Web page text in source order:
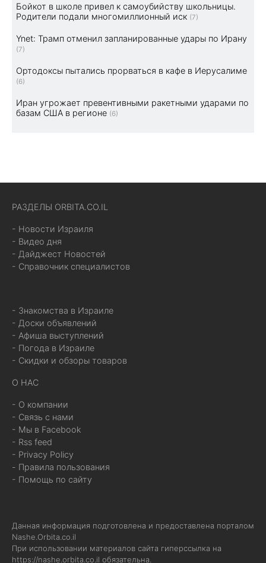
Бойкот в школе привел к самоубийству школьницы.
Родители подали многомиллионный иск (7)
Ynet: Трамп отменил запланированные удары по Ирану
(7)
Ортодоксы пытались прорваться в кафе в Иерусалиме
(6)
Иран угрожает превентивными ракетными ударами по
базам США в регионе (6)
РАЗДЕЛЫ ORBITA.CO.IL
- Новости Израиля
- Видео дня
- Дайджест Новостей
- Справочник специалистов
- Знакомства в Израиле
- Доски объявлений
- Афиша выступлений
- Погода в Израиле
- Скидки и обзоры товаров
О НАС
- О компании
- Связь с нами
- Мы в Facebook
- Rss feed
- Privacy Policy
- Правила пользования
- Помощь по сайту
Данная информация подготовлена и предоставлена порталом
Nashe.Orbita.co.il
При использовании материалов сайта гиперссылка на
https://nashe.orbita.co.il обязательна.